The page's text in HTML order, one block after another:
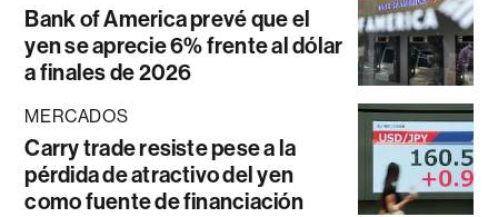
Bank of America prevé que el
yen se aprecie 6% frente al dólar
a finales de 2026
MERCADOS
Carry trade resiste pese a la
pérdida de atractivo del yen
como fuente de financiación